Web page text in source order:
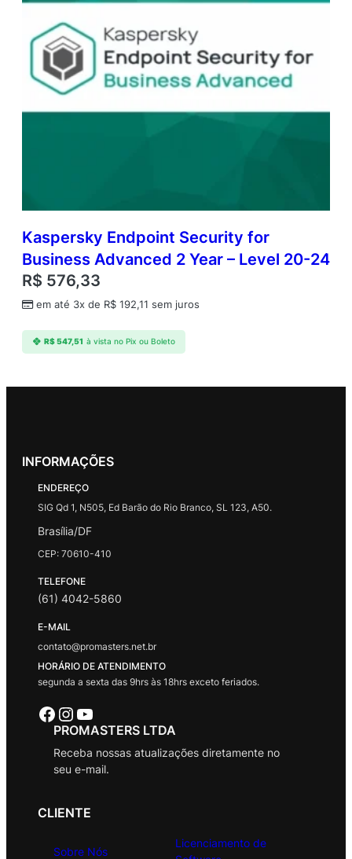
Kaspersky Endpoint Security for
Business Advanced 2 Year – Level 20-24
R$ 576,33
em até 3x de R$ 192,11 sem juros
R$547,51 à vista no Pix ou Boleto
INFORMAÇÕES
ENDEREÇO
SIG Qd 1, N505, Ed Barão do Rio Branco, SL 123, A50.
Brasília/DF
CEP: 70610-410
TELEFONE
(61) 4042-5860
E-MAIL
contato@promasters.net.br
HORÁRIO DE ATENDIMENTO
segunda a sexta das 9hrs às 18hrs exceto feriados.
Facebook Instagram Youtube
PROMASTERS LTDA
Receba nossas atualizações diretamente no
seu e-mail.
CLIENTE
Sobre Nós
Licenciamento de